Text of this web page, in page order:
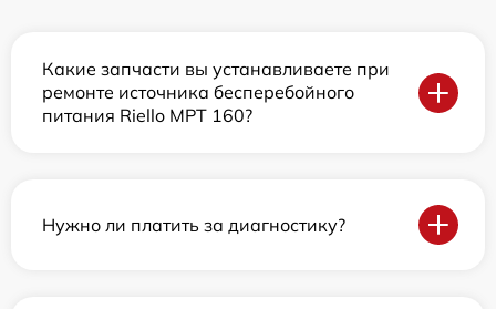
Какие запчасти вы устанавливаете при
ремонте источника бесперебойного
питания Riello MPT 160?
Нужно ли платить за диагностику?